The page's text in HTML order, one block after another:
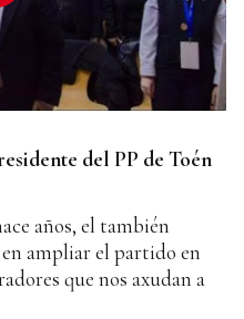
del PP de Toén
años, el también
ampliar el partido en
que nos axudan a